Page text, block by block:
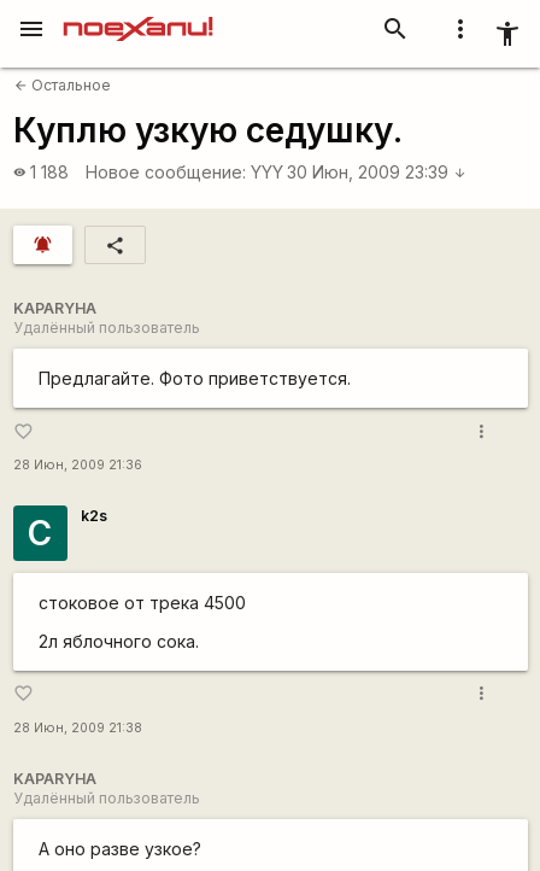
more_vert accessibility_new
search
menu
arrow_back Остальное
Куплю узкую седушку.
visibility 1 188 Новое сообщение: YYY 30 Июн, 2009 23:39 arrow_downward
notifications_active share
KAPARYHA
Удалённый пользователь
Предлагайте. Фото приветствуется.
favorite_border
28 Июн, 2009 21:36
more_vert
С k2s
стоковое от трека 4500
2л яблочного сока.
favorite_border
28 Июн, 2009 21:38
more_vert
KAPARYHA
Удалённый пользователь
А оно разве узкое?